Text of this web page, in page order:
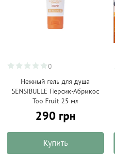
0
Нежный гель для душа
SENSIBULLE Персик-Абрикос
Too Fruit 25 мл
290 грн
Купить